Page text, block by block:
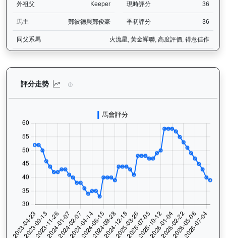
外祖父 Keeper 現時評分 36
馬主 鄭彼德與鄭俊豪 季初評分 36
同父系馬 火流星, 黃金蟬聯, 高度評價, 得意佳作
評分走勢 日日獎（H283）— 評分走勢圖表：追蹤香港